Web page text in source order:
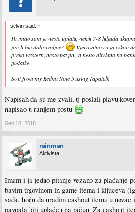
selvin said: ↑
Pa imao sam ja nesto uplata, nekih 7-8 hiljada
jesi li bio dobrovoljac?
Vjerovatno cu ja cekati
preko western, nesto paypal, a nesto direktno na
podatke.
Sent from my Redmi Note 5 using Tapatalk
Napisah da su me zvali, tj poslali plavu
napisao u ranijem postu
Sep 18, 2018
rainman
Aktivista
Imam i ja jedno pitanje vezano za plaćanje
bavim trgovinom in-game itema i kljuceva
sada, hoću da uradim cashout itema u
paypala biti uplaćen na račun. Za cashout